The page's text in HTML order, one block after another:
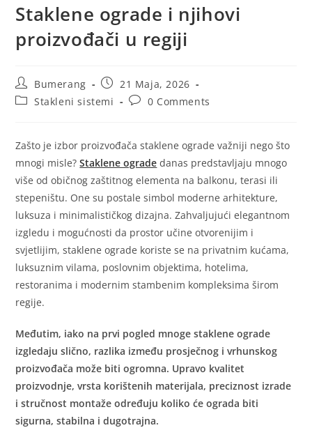
Staklene ograde i njihovi
proizvođači u regiji
Bumerang
21 Maja, 2026
Stakleni sistemi
0 Comments
Zašto je izbor proizvođača staklene ograde važniji nego što
mnogi misle?Staklene ograde danas predstavljaju mnogo
više od običnog zaštitnog elementa na balkonu, terasi ili
stepeništu. One su postale simbol moderne arhitekture,
luksuza i minimalističkog dizajna. Zahvaljujući elegantnom
izgledu i mogućnosti da prostor učine otvorenijim i
svjetlijim, staklene ograde koriste se na privatnim kućama,
luksuznim vilama, poslovnim objektima, hotelima,
restoranima i modernim stambenim kompleksima širom
regije.
Međutim, iako na prvi pogled mnoge staklene ograde
izgledaju slično, razlika između prosječnog i vrhunskog
proizvođača može biti ogromna. Upravo kvalitet
proizvodnje, vrsta korištenih materijala, preciznost izrade
i stručnost montaže određuju koliko će ograda biti
sigurna, stabilna i dugotrajna.